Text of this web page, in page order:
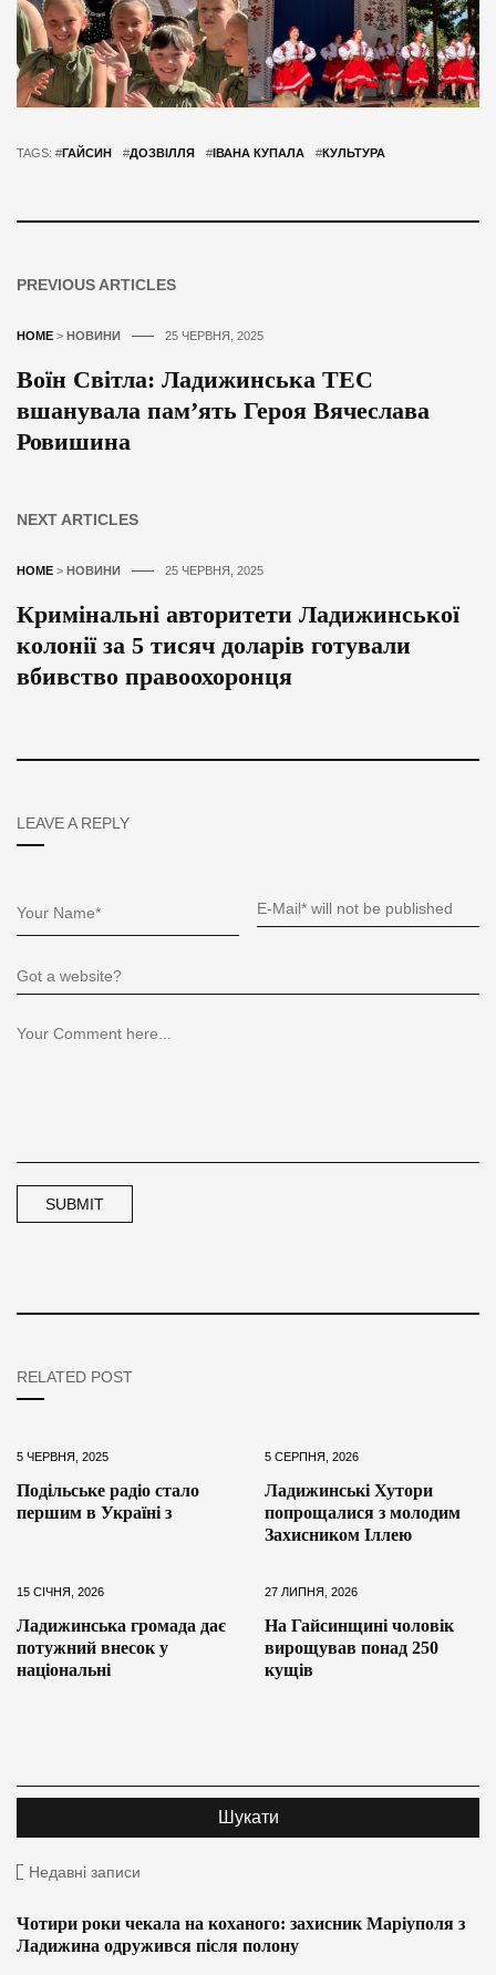
TAGS: #ГАЙСИН #ДОЗВІЛЛЯ #ІВАНА КУПАЛА #КУЛЬТУРА
PREVIOUS ARTICLES
HOME > НОВИНИ 25 ЧЕРВНЯ, 2025
Воїн Світла: Ладижинська ТЕС
вшанувала пам’ять Героя Вячеслава
Ровишина
NEXT ARTICLES
HOME > НОВИНИ 25 ЧЕРВНЯ, 2025
Кримінальні авторитети Ладижинської
колонії за 5 тисяч доларів готували
вбивство правоохоронця
LEAVE A REPLY
RELATED POST
5 ЧЕРВНЯ, 2025
Подільське радіо стало
першим в Україні з
5 СЕРПНЯ, 2026
Ладижинські Хутори
попрощалися з молодим
Захисником Іллею
15 СІЧНЯ, 2026
Ладижинська громада дає
потужний внесок у
національні
27 ЛИПНЯ, 2026
На Гайсинщині чоловік
вирощував понад 250
кущів
Недавні записи
Чотири роки чекала на коханого: захисник Маріуполя з
Ладижина одружився після полону